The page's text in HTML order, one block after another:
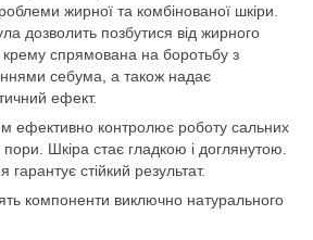
жирної та комбінованої шкіри.
дозволить позбутися від жирного
крему спрямована на боротьбу з
себума, а також надає
ефект.
ефективно контролює роботу сальних
Шкіра стає гладкою і доглянутою.
стійкий результат.
компоненти виключно натурального